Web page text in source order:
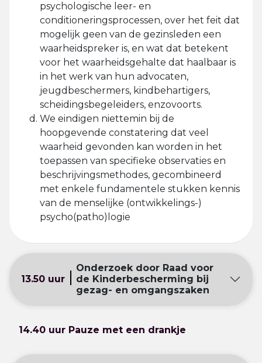
psychologische leer- en
conditioneringsprocessen, over het feit dat
mogelijk geen van de gezinsleden een
waarheidspreker is, en wat dat betekent
voor het waarheidsgehalte dat haalbaar is
in het werk van hun advocaten,
jeugdbeschermers, kindbehartigers,
scheidingsbegeleiders, enzovoorts.
We eindigen niettemin bij de
hoopgevende constatering dat veel
waarheid gevonden kan worden in het
toepassen van specifieke observaties en
beschrijvingsmethodes, gecombineerd
met enkele fundamentele stukken kennis
van de menselijke (ontwikkelings-)
psycho(patho)logie
13.50 uur
Onderzoek door Raad voor
de Kinderbescherming bij
gezag- en omgangszaken
14.40 uur Pauze met een drankje